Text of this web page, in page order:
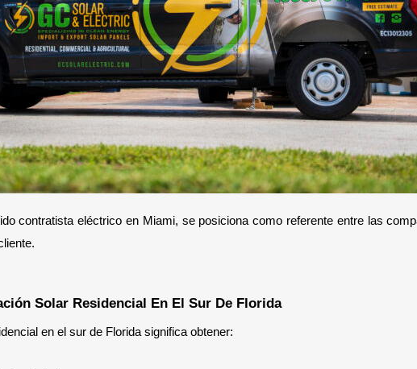
contratista eléctrico en Miami, se posiciona como referente entre las
Solar Residencial En El Sur De Florida
en el sur de Florida significa obtener: